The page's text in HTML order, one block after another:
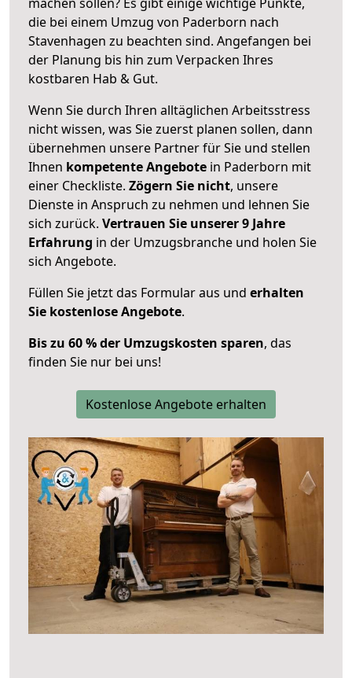
die bei einem Umzug von Paderborn nach
Stavenhagen zu beachten sind. Angefangen bei
der Planung bis hin zum Verpacken Ihres
kostbaren Hab & Gut.
Wenn Sie durch Ihren alltäglichen Arbeitsstress
nicht wissen, was Sie zuerst planen sollen, dann
übernehmen unsere Partner für Sie und stellen
Ihnen kompetente Angebote in Paderborn mit
einer Checkliste. Zögern Sie nicht, unsere
Dienste in Anspruch zu nehmen und lehnen Sie
sich zurück. Vertrauen Sie unserer 9 Jahre
Erfahrung in der Umzugsbranche und holen Sie
sich Angebote.
Füllen Sie jetzt das Formular aus und erhalten
Sie kostenlose Angebote.
Bis zu 60 % der Umzugskosten sparen, das
finden Sie nur bei uns!
Kostenlose Angebote erhalten